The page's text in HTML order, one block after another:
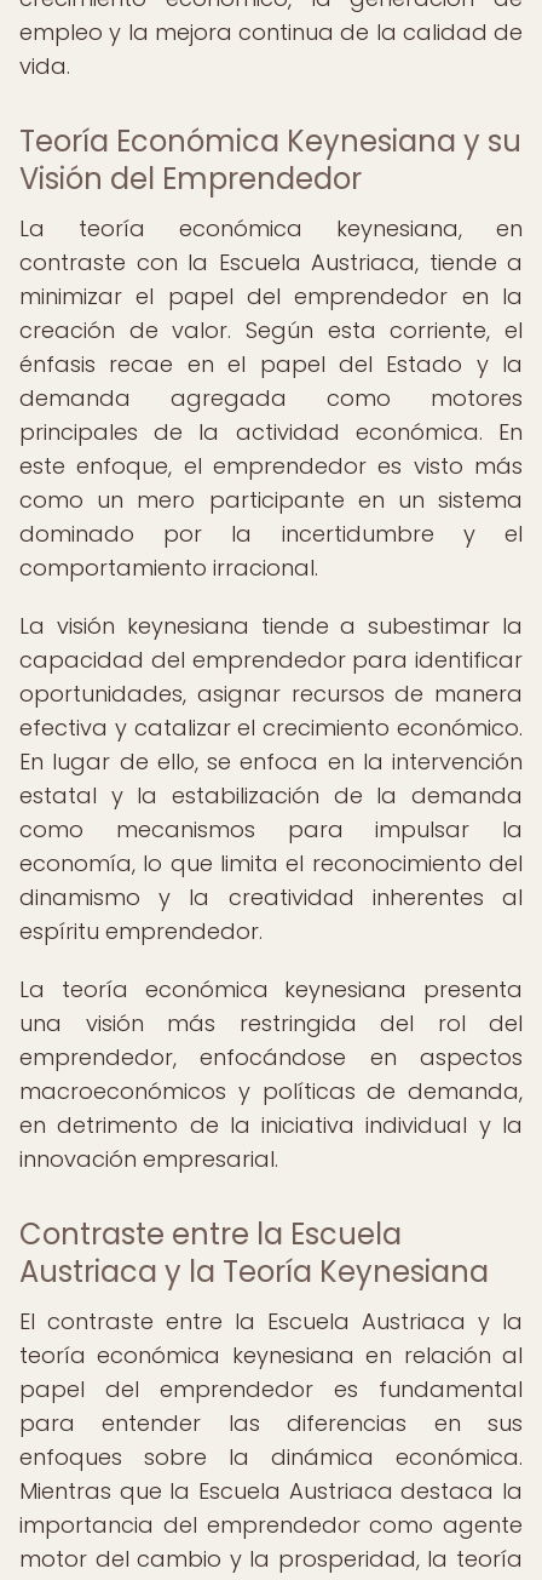
empleo y la mejora continua de la calidad de
vida.
Teoría Económica Keynesiana y su
Visión del Emprendedor
La teoría económica keynesiana, en
contraste con la Escuela Austriaca, tiende a
minimizar el papel del emprendedor en la
creación de valor. Según esta corriente, el
énfasis recae en el papel del Estado y la
demanda agregada como motores
principales de la actividad económica. En
este enfoque, el emprendedor es visto más
como un mero participante en un sistema
dominado por la incertidumbre y el
comportamiento irracional.
La visión keynesiana tiende a subestimar la
capacidad del emprendedor para identificar
oportunidades, asignar recursos de manera
efectiva y catalizar el crecimiento económico.
En lugar de ello, se enfoca en la intervención
estatal y la estabilización de la demanda
como mecanismos para impulsar la
economía, lo que limita el reconocimiento del
dinamismo y la creatividad inherentes al
espíritu emprendedor.
La teoría económica keynesiana presenta
una visión más restringida del rol del
emprendedor, enfocándose en aspectos
macroeconómicos y políticas de demanda,
en detrimento de la iniciativa individual y la
innovación empresarial.
Contraste entre la Escuela
Austriaca y la Teoría Keynesiana
El contraste entre la Escuela Austriaca y la
teoría económica keynesiana en relación al
papel del emprendedor es fundamental
para entender las diferencias en sus
enfoques sobre la dinámica económica.
Mientras que la Escuela Austriaca destaca la
importancia del emprendedor como agente
motor del cambio y la prosperidad, la teoría